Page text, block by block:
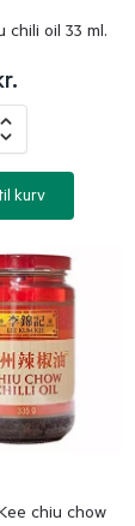
chili oil 33 ml.
kurv
chiu chow